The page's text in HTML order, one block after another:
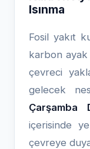
Isınma
Fosil yakıt
karbon
çevreci
gelecek
Çarşamba
içerisinde
çevreye